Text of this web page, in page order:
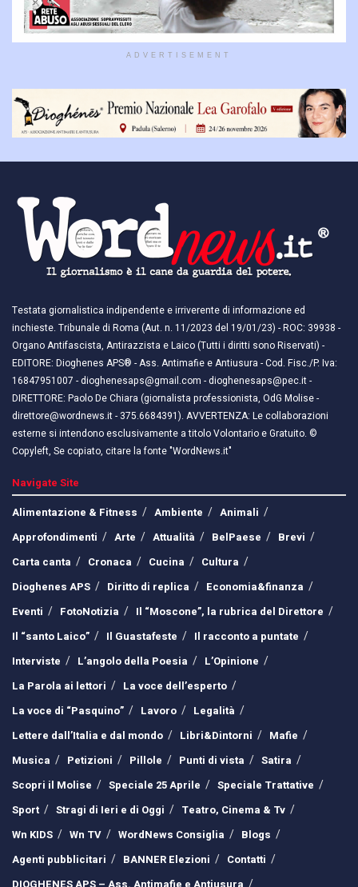
ADVERTISEMENT
Testata giornalistica indipendente e irriverente di informazione ed
inchieste. Tribunale di Roma (Aut. n. 11/2023 del 19/01/23) - ROC: 39938 -
Organo Antifascista, Antirazzista e Laico (Tutti i diritti sono Riservati) -
EDITORE: Dioghenes APS® - Ass. Antimafie e Antiusura - Cod. Fisc./P. Iva:
16847951007 - dioghenesaps@gmail.com - dioghenesaps@pec.it - ​​
DIRETTORE: Paolo De Chiara (giornalista professionista, OdG Molise -
direttore@wordnews.it - ​​375.6684391). AVVERTENZA: Le collaborazioni
esterne si intendono esclusivamente a titolo Volontario e Gratuito. ©
Copyleft, Se copiato, citare la fonte "WordNews.it"
Navigate Site
Alimentazione & Fitness
Ambiente
Animali
Approfondimenti
Arte Attualità BelPaese
Brevi
Carta canta
Cronaca Cucina
Cultura
Dioghenes APS
Diritto di replica
Economia&finanza
Eventi
FotoNotizia
Il “Moscone”, la rubrica del Direttore
Il “santo Laico”
Il Guastafeste
Il racconto a puntate
Interviste
L’angolo della Poesia
L’Opinione
La Parola ai lettori
La voce dell’esperto
La voce di “Pasquino”
Lavoro
Legalità
Lettere dall’Italia e dal mondo
Libri&Dintorni
Mafie
Musica
Petizioni Pillole Punti di vista
Satira
Scopri il Molise
Speciale 25 Aprile
Speciale Trattative
Sport
Stragi di Ieri e di Oggi
Teatro, Cinema & Tv
Wn KIDS
Wn TV WordNews Consiglia
Blogs
Agenti pubblicitari
BANNER Elezioni
Contatti